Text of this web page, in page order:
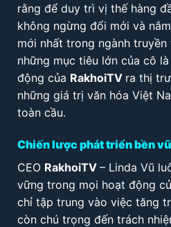
rằng để duy trì vị thế hàng
không ngừng đổi mới và
mới nhất trong ngành
những mục tiêu lớn của cô
động của RakhoiTV ra thị
những giá trị văn hóa Việt
toàn cầu.
Chiến lược phát triển bền
CEO RakhoiTV – Linda Vũ
vững trong mọi hoạt động
chỉ tập trung vào việc tăng
còn chú trọng đến trách